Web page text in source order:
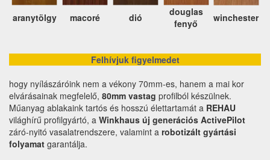
aranytölgy macoré dió
douglas
fenyő
winchester
Felhívjuk figyelmedet
hogy nyílászáróink nem a vékony 70mm-es, hanem a mai kor
elvárásainak megfelelő, 80mm vastag profilból készülnek.
Műanyag ablakaink tartós és hosszú élettartamát a REHAU
világhírű profilgyártó, a Winkhaus új generációs ActivePilot
záró-nyitó vasalatrendszere, valamint a robotizált gyártási
folyamat garantálja.